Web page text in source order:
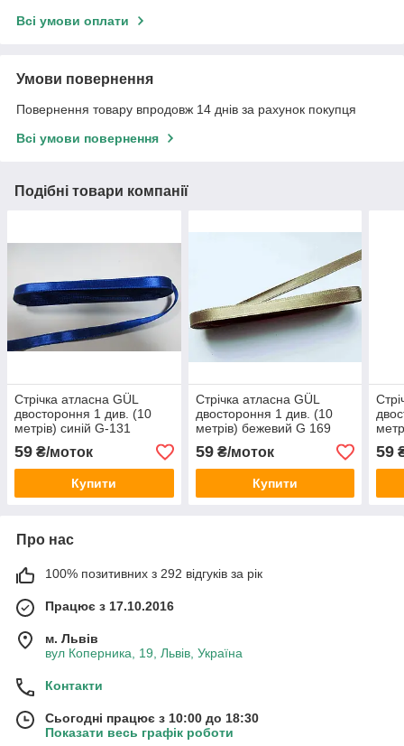
Всі умови оплати
Умови повернення
Повернення товару впродовж 14 днів за рахунок покупця
Всі умови повернення
Подібні товари компанії
Стрічка атласна GÜL
двостороння 1 див. (10
метрів) синій G-131
59 ₴/моток
Купити
Стрічка атласна GÜL
двостороння 1 див. (10
метрів) бежевий G 169
59₴/моток
Купити
59
Про нас
100% позитивних з 292 відгуків за рік
Працює з 17.10.2016
м. Львів
вул Коперника, 19, Львів, Україна
Контакти
Сьогодні працює з 10:00 до 18:30
Показати весь графік роботи